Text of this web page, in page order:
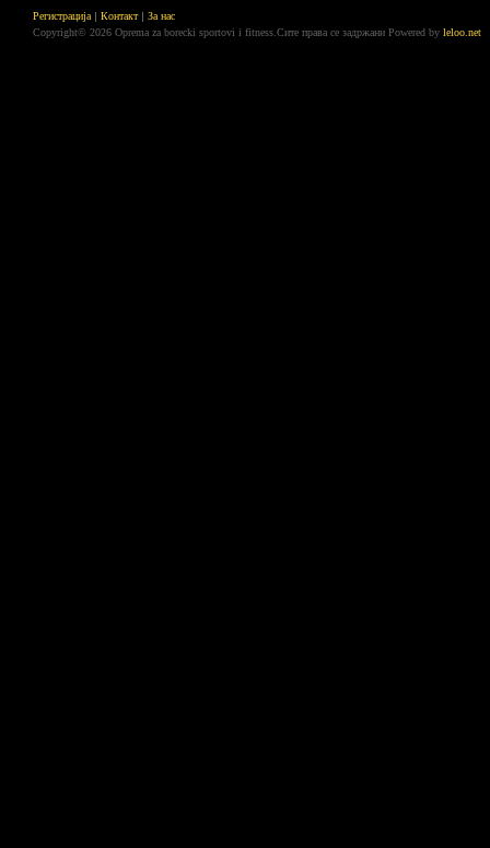
Регистрација Контакт
За нас
Copyright© 2026 Oprema za borecki sportovi i fitness.Сите права се задржани Powered by leloo.net